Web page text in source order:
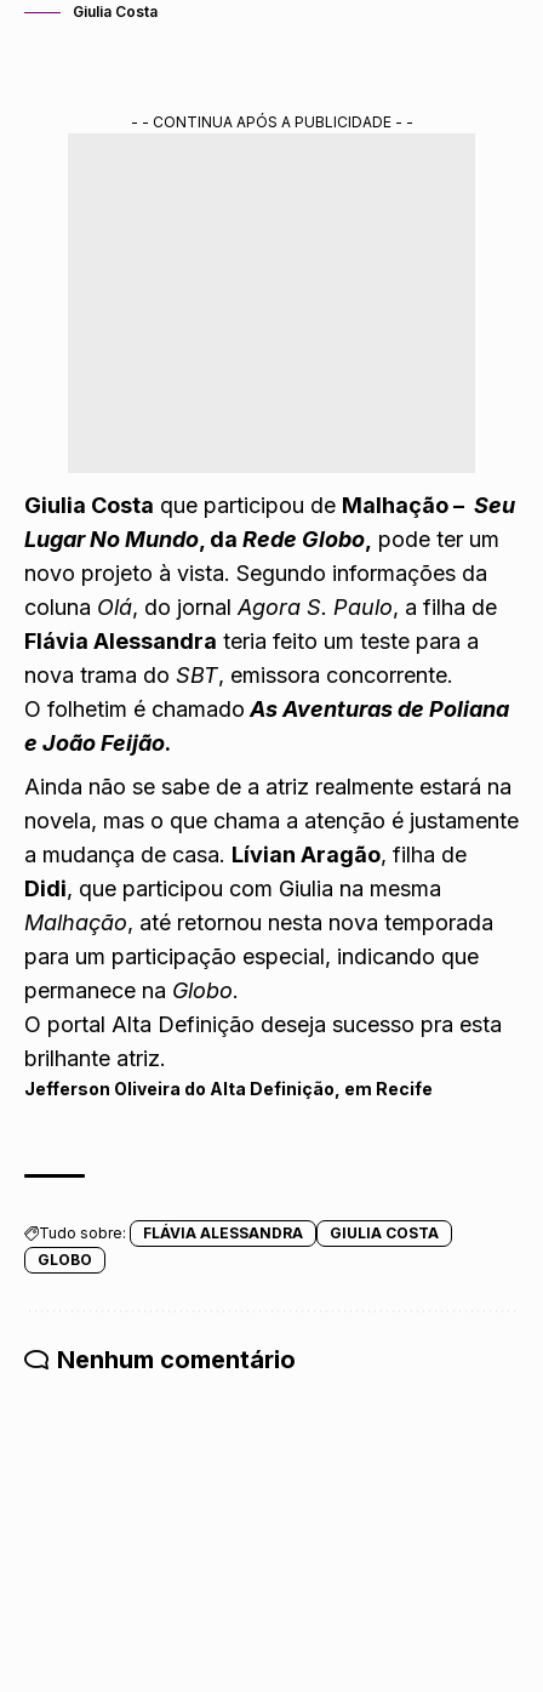
Giulia Costa
- - CONTINUA APÓS A PUBLICIDADE - -
Giulia Costa que participou de Malhação – Seu
Lugar No Mundo , da Rede Globo pode ter um
novo projeto à vista. Segundo informações da
coluna Olá, do jornal Agora S. Paulo, a filha de
Flávia Alessandra teria feito um teste para a
nova trama do SBT, emissora concorrente.
O folhetim é chamado As Aventuras de Poliana
e João Feijão.
Ainda não se sabe de a atriz realmente estará na
novela, mas o que chama a atenção é justamente
a mudança de casa. Lívian Aragão, filha de
Didi, que participou com Giulia na mesma
Malhação, até retornou nesta nova temporada
para um participação especial, indicando que
permanece na Globo.
O portal Alta Definição deseja sucesso pra esta
brilhante atriz.
Jefferson Oliveira do Alta Definição, em Recife
Tudo sobre: FLÁVIA ALESSANDRA
GIULIA COSTA
GLOBO
Nenhum comentário